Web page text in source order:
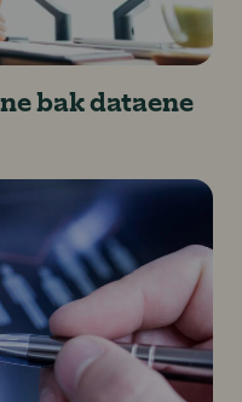
bak dataene
du innsikt visuelt